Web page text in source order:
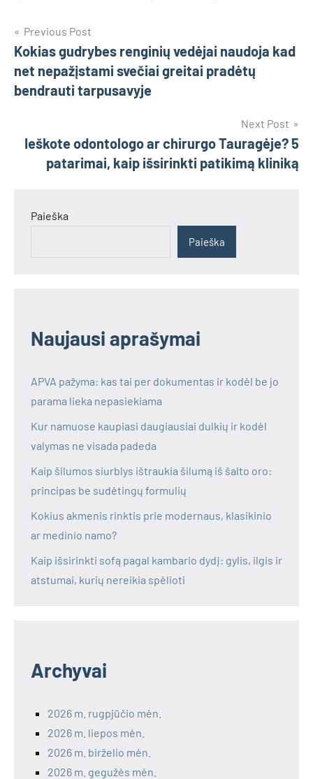
Navigacija
tarp
įrašų
Previous Post
Kokias gudrybes renginių vedėjai naudoja kad
net nepažįstami svečiai greitai pradėtų
bendrauti tarpusavyje
Next Post
Ieškote odontologo ar chirurgo Tauragėje? 5
patarimai, kaip išsirinkti patikimą kliniką
Paieška
Paieška
Naujausi aprašymai
APVA pažyma: kas tai per dokumentas ir kodėl be jo
parama lieka nepasiekiama
Kur namuose kaupiasi daugiausiai dulkių ir kodėl
valymas ne visada padeda
Kaip šilumos siurblys ištraukia šilumą iš šalto oro:
principas be sudėtingų formulių
Kokius akmenis rinktis prie modernaus, klasikinio
ar medinio namo?
Kaip išsirinkti sofą pagal kambario dydį: gylis, ilgis ir
atstumai, kurių nereikia spėlioti
Archyvai
2026 m. rugpjūčio mėn.
2026 m. liepos mėn.
2026 m. birželio mėn.
2026 m. gegužės mėn.